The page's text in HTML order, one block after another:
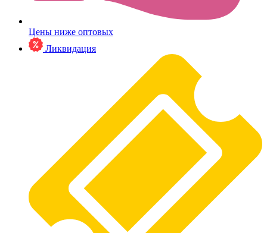
Цены ниже оптовых
Ликвидация